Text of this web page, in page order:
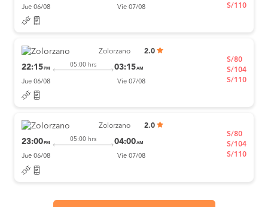
Jue 06/08 Vie 07/08
S/110
Zolorzano 2.0
22:15 PM
05:00 hrs 03:15AM
Jue 06/08 Vie 07/08
S/80
S/104
S/110
Zolorzano 2.0
23:00PM
05:00 hrs 04:00AM
Jue 06/08 Vie 07/08
S/80
S/104
S/110